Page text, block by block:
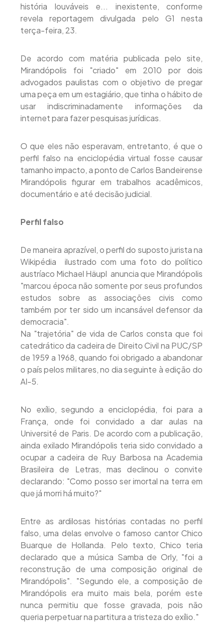
história louváveis e... inexistente, conforme
revela reportagem divulgada pelo G1 nesta
terça-feira, 23.
De acordo com matéria publicada pelo site,
Mirandópolis foi "criado" em 2010 por dois
advogados paulistas com o objetivo de pregar
uma peça em um estagiário, que tinha o hábito de
usar indiscriminadamente informações da
internet para fazer pesquisas jurídicas.
O que eles não esperavam, entretanto, é que o
perfil falso na enciclopédia virtual fosse causar
tamanho impacto, a ponto de Carlos Bandeirense
Mirandópolis figurar em trabalhos acadêmicos,
documentário e até decisão judicial.
Perfil falso
De maneira aprazível, o perfil do suposto jurista na
Wikipédia  ilustrado com uma foto do político
austríaco Michael Häupl  anuncia que Mirandópolis
"marcou época não somente por seus profundos
estudos sobre as associações civis como
também por ter sido um incansável defensor da
democracia".
Na "trajetória" de vida de Carlos consta que foi
catedrático da cadeira de Direito Civil na PUC/SP
de 1959 a 1968, quando foi obrigado a abandonar
o país pelos militares, no dia seguinte à edição do
AI-5.
No exílio, segundo a enciclopédia, foi para a
França, onde foi convidado a dar aulas na
Université de Paris. De acordo com a publicação,
ainda exilado Mirandópolis teria sido convidado a
ocupar a cadeira de Ruy Barbosa na Academia
Brasileira de Letras, mas declinou o convite
declarando: "Como posso ser imortal na terra em
que já morri há muito?"
Entre as ardilosas histórias contadas no perfil
falso, uma delas envolve o famoso cantor Chico
Buarque de Hollanda. Pelo texto, Chico teria
declarado que a música Samba de Orly, "foi a
reconstrução de uma composição original de
Mirandópolis". "Segundo ele, a composição de
Mirandópolis era muito mais bela, porém este
nunca permitiu que fosse gravada, pois não
queria perpetuar na partitura a tristeza do exílio."